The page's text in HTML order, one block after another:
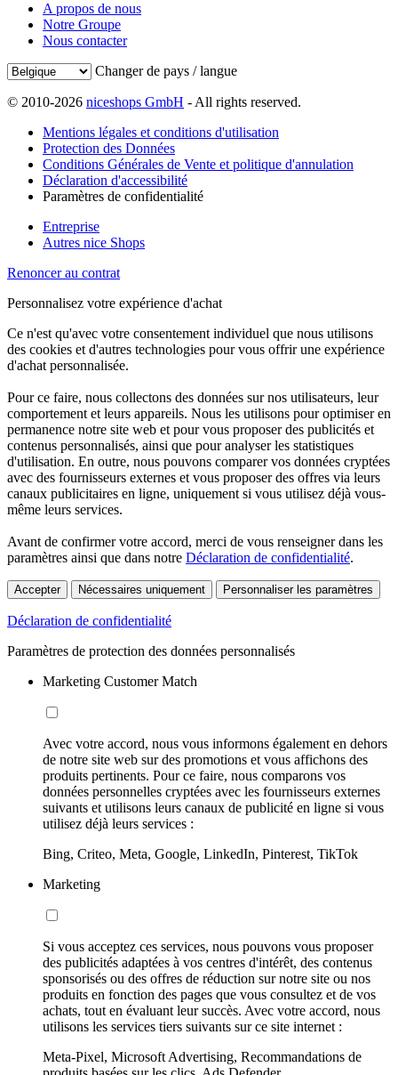
A propos de nous
Notre Groupe
Nous contacter
Changer de pays / langue
© 2010-2026 niceshops GmbH - All rights reserved.
Mentions légales et conditions d'utilisation
Protection des Données
Conditions Générales de Vente et politique d'annulation
Déclaration d'accessibilité
Paramètres de confidentialité
Entreprise
Autres nice Shops
Renoncer au contrat
Personnalisez votre expérience d'achat
Ce n'est qu'avec votre consentement individuel que nous utilisons
des cookies et d'autres technologies pour vous offrir une expérience
d'achat personnalisée.
Pour ce faire, nous collectons des données sur nos utilisateurs, leur
comportement et leurs appareils. Nous les utilisons pour optimiser en
permanence notre site web et pour vous proposer des publicités et
contenus personnalisés, ainsi que pour analyser les statistiques
d'utilisation. En outre, nous pouvons comparer vos données cryptées
avec des fournisseurs externes et vous proposer des offres via leurs
canaux publicitaires en ligne, uniquement si vous utilisez déjà vous-
même leurs services.
Avant de confirmer votre accord, merci de vous renseigner dans les
paramètres ainsi que dans notre Déclaration de confidentialité.
Accepter Nécessaires uniquement Personnaliser les paramètres
Déclaration de confidentialité
Paramètres de protection des données personnalisés
Marketing Customer Match
Avec votre accord, nous vous informons également en dehors
de notre site web sur des promotions et vous affichons des
produits pertinents. Pour ce faire, nous comparons vos
données personnelles cryptées avec les fournisseurs externes
suivants et utilisons leurs canaux de publicité en ligne si vous
utilisez déjà leurs services :
Bing, Criteo, Meta, Google, LinkedIn, Pinterest, TikTok
Marketing
Si vous acceptez ces services, nous pouvons vous proposer
des publicités adaptées à vos centres d'intérêt, des contenus
sponsorisés ou des offres de réduction sur notre site ou nos
produits en fonction des pages que vous consultez et de vos
achats, tout en évaluant leur succès. Avec votre accord, nous
utilisons les services tiers suivants sur ce site internet :
Meta-Pixel, Microsoft Advertising, Recommandations de